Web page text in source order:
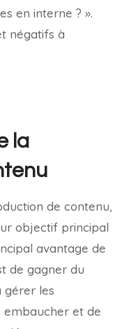
en interne ? ».
négatifs à
la
de contenu,
objectif principal
avantage de
de gagner du
gérer les
embaucher et de